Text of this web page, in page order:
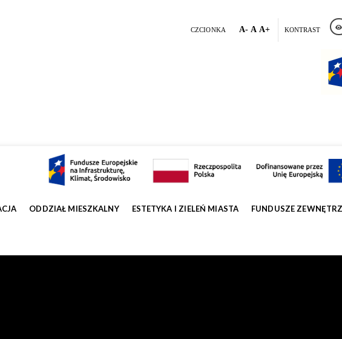
CZCIONKA A- A A+ KONTRAST
ODDZIAŁ MIESZKALNY ESTETYKA I ZIELEŃ MIASTA FUNDUSZE